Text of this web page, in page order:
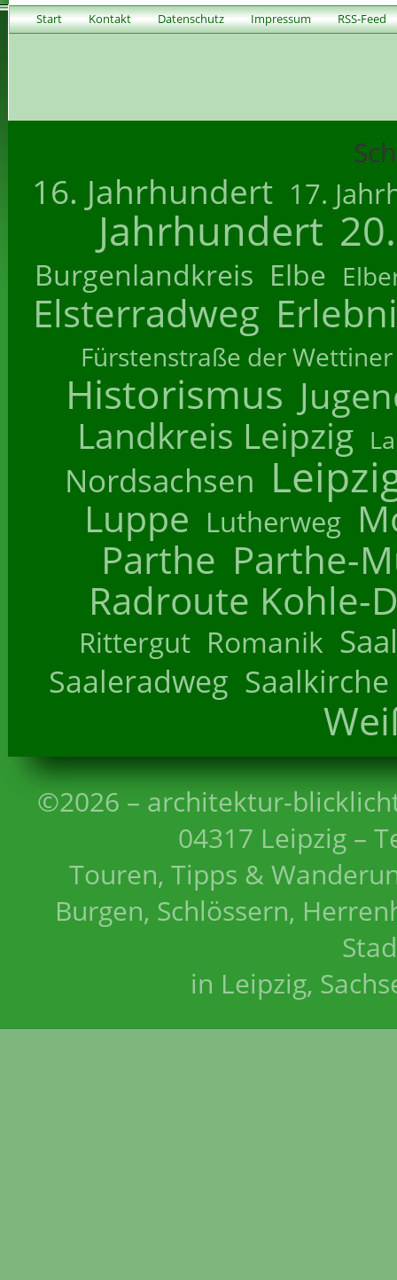
Start Kontakt Datenschutz Impressum RSS-Feed
16. Jahrhundert 17.
Jahrhundert
Burgenlandkreis Elbe
Elsterradweg
Fürstenstraße der Wettiner
Historismus
Landkreis Leipzig
Nordsachsen
Luppe Lutherweg
Parthe Parthe-
Radroute Kohle-
Rittergut Romanik
Saaleradweg Saalkirche
©2026 – architektur-
04317 Leipzig –
Touren, Tipps &
Burgen, Schlössern,
in Leipzig,